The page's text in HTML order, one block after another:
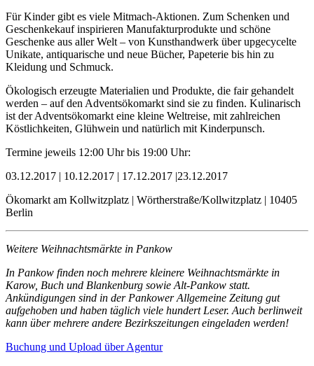
Für Kinder gibt es viele Mitmach-Aktionen. Zum Schenken und
Geschenkekauf inspirieren Manufakturprodukte und schöne
Geschenke aus aller Welt – von Kunsthandwerk über upgecycelte
Unikate, antiquarische und neue Bücher, Papeterie bis hin zu
Kleidung und Schmuck.
Ökologisch erzeugte Materialien und Produkte, die fair gehandelt
werden – auf den Adventsökomarkt sind sie zu finden. Kulinarisch
ist der Adventsökomarkt eine kleine Weltreise, mit zahlreichen
Köstlichkeiten, Glühwein und natürlich mit Kinderpunsch.
Termine jeweils 12:00 Uhr bis 19:00 Uhr:
03.12.2017 | 10.12.2017 | 17.12.2017 |23.12.2017
Ökomarkt am Kollwitzplatz | Wörtherstraße/Kollwitzplatz | 10405
Berlin
Weitere Weihnachtsmärkte in Pankow
In Pankow finden noch mehrere kleinere Weihnachtsmärkte in
Karow, Buch und Blankenburg sowie Alt-Pankow statt.
Ankündigungen sind in der Pankower Allgemeine Zeitung gut
aufgehoben und haben täglich viele hundert Leser. Auch berlinweit
kann über mehrere andere Bezirkszeitungen eingeladen werden!
Buchung und Upload über Agentur